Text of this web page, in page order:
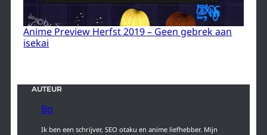
Anime Preview Herfst 2019 – Geen gebrek aan
isekai
AUTEUR
Bo
Ik ben een schrijver, SEO otaku en anime liefhebber. Mijn